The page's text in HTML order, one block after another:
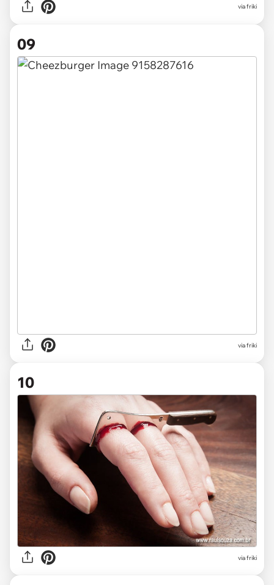
via friki
09
via friki
10
via friki